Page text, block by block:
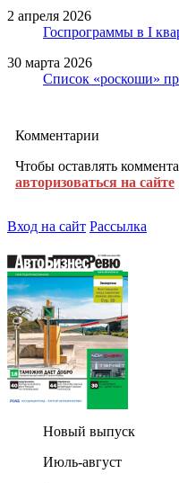
2 апреля 2026
Госпрограммы в I
30 марта 2026
Список «роскоши»
Комментарии
Чтобы оставлять
авторизоваться на сайте
Вход на сайт Рассылка
Новый выпуск
Июль-август